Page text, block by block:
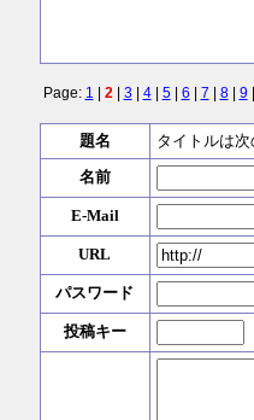
Page: 1 2| 3 4| 5| 6 7 8| 9
題名
タイトルは
名前
E-Mail
URL
パスワード
投稿キー